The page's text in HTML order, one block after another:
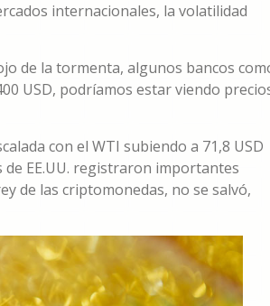
internacionales, la volatilidad
de la tormenta, algunos bancos
USD, podríamos estar viendo
con el WTI subiendo a 71,8 USD
EE.UU. registraron importantes
de las criptomonedas, no se salvó,